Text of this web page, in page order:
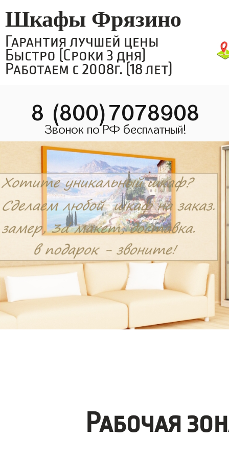
Шкафы Фрязино
Гарантия лучшей цены
Быстро (Сроки 3 дня)
Работаем с 2008г. (18 лет)
8 (800)7078908
Звонок по РФ бесплатный!
Рабочая